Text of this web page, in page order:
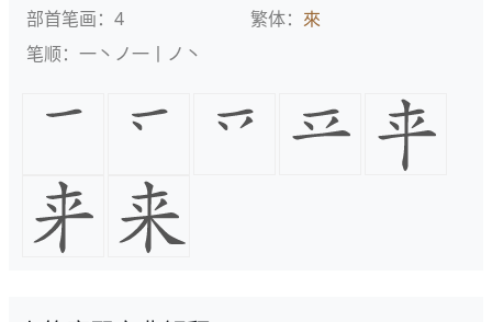
部首笔画：4
繁体： 來
笔顺：一丶ノ一丨ノ丶